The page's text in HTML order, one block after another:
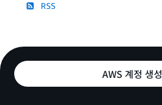
RSS
AWS 계정 생성